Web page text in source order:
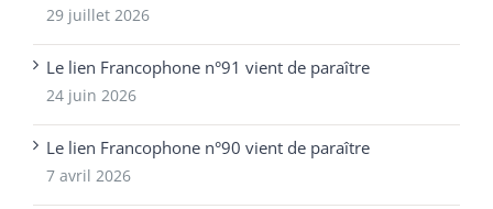
29 juillet 2026
Le lien Francophone n°91 vient de paraître
24 juin 2026
Le lien Francophone n°90 vient de paraître
7 avril 2026